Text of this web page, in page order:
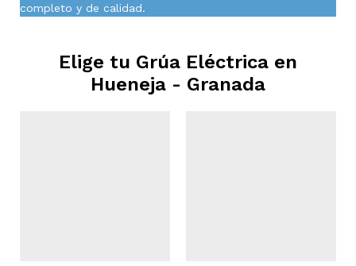
completo y de calidad.
Elige tu Grúa Eléctrica en
Hueneja - Granada